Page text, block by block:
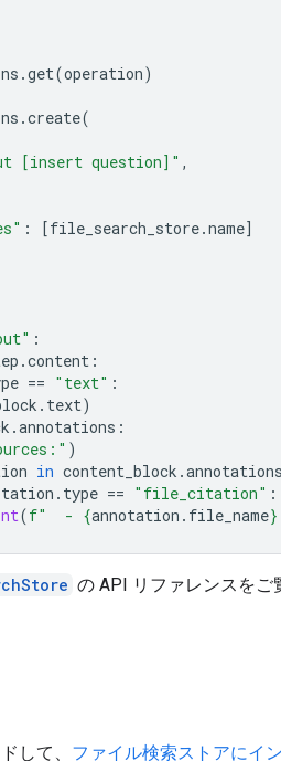
.get(operation)
.create(
[insert question]" ,
: [file_search_store.name]
:
.content :
== "text" :
. text)
.annotations :
)
in content_block .annotations
. type == "file_citation" :
(f"  - {annotation . file_name}
の API リファレンスをご
して、 ファイル検索ストアにイ